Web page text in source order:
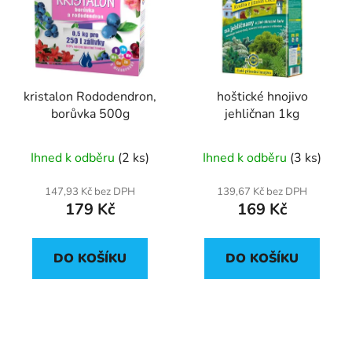
kristalon Rododendron,
borůvka 500g
Ihned k odběru (2 ks)
147,93 Kč bez DPH
179 Kč
DO KOŠÍKU
hoštické hnojivo
jehličnan 1kg
Ihned k odběru (3 ks)
139,67 Kč bez DPH
169 Kč
DO KOŠÍKU